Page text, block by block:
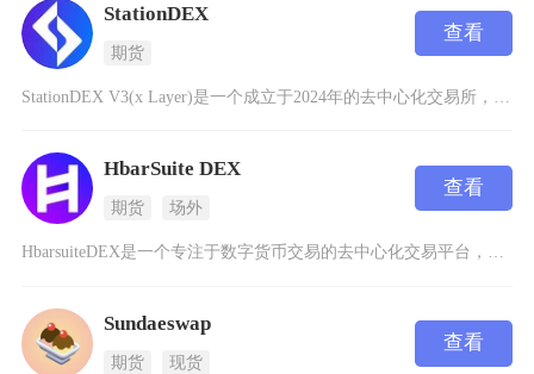
StationDEX
期货
查看
HbarSuite DEX
期货 场外
查看
HbarsuiteDEX是一个专注于数字货币交易的去中心化交易平台，成立于2022年，目前
Sundaeswap
期货 现货
查看